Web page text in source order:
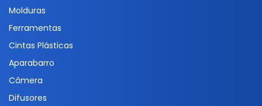
Molduras
Ferramentas
Cintas Plásticas
Aparabarro
Câmera
Difusores